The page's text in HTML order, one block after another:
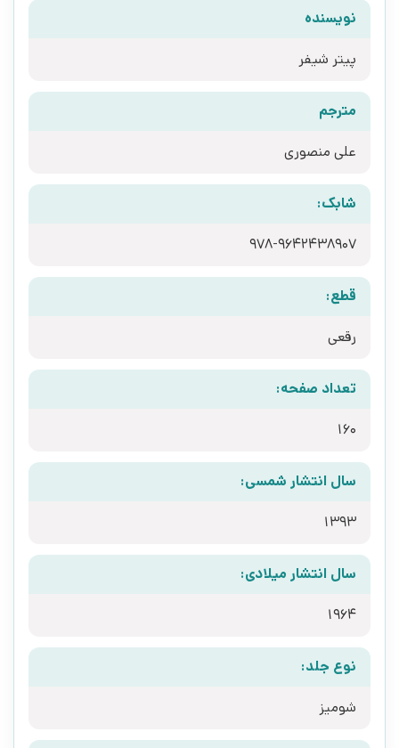
نویسنده
پیتر شیفر
مترجم
علی منصوری
شابک:
978-9642438907
قطع:
رقعی
تعداد صفحه:
160
سال انتشار شمسی:
1393
سال انتشار میلادی:
1964
نوع جلد:
شومیز